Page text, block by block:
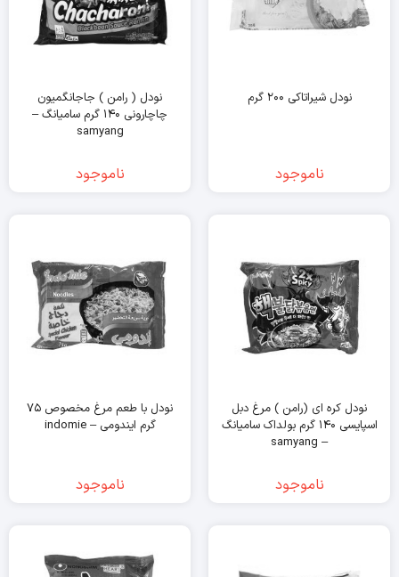
نودل شیراتاکی ۲۰۰ گرم
ناموجود
نودل ( رامن ) جاجانگمیون
چاچارونی ۱۴۰ گرم سامیانگ –
samyang
ناموجود
نودل کره ای (رامن ) مرغ دبل
اسپایسی ۱۴۰ گرم بولداک سامیانگ
– samyang
ناموجود
نودل با طعم مرغ مخصوص ۷۵
گرم ایندومی – indomie
ناموجود